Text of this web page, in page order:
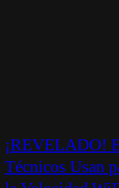
¡REVELADO!
Técnicos Usan